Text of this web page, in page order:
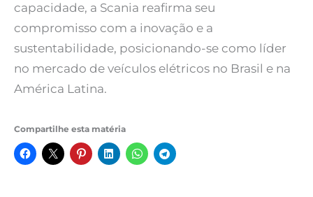
capacidade, a Scania reafirma seu
compromisso com a inovação e a
sustentabilidade, posicionando-se como líder
no mercado de veículos elétricos no Brasil e na
América Latina.
Compartilhe esta matéria